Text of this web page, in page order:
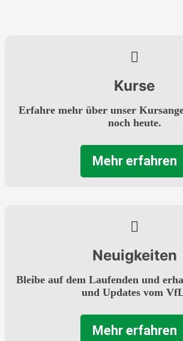
Kurse
Erfahre mehr über unser
noch heute.
Mehr erfahren
Neuigkeiten
Bleibe auf dem Laufenden und
und Updates vom
Mehr erfahren